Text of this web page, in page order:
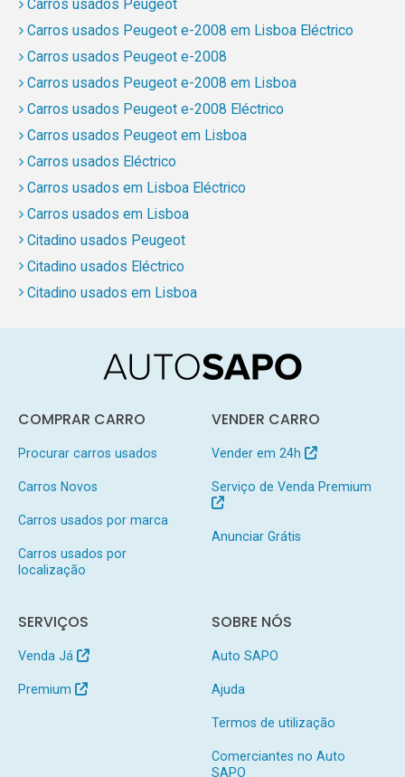
Carros usados Peugeot
Carros usados Peugeot e-2008 em Lisboa Eléctrico
Carros usados Peugeot e-2008
Carros usados Peugeot e-2008 em Lisboa
Carros usados Peugeot e-2008 Eléctrico
Carros usados Peugeot em Lisboa
Carros usados Eléctrico
Carros usados em Lisboa Eléctrico
Carros usados em Lisboa
Citadino usados Peugeot
Citadino usados Eléctrico
Citadino usados em Lisboa
COMPRAR CARRO
Procurar carros usados
Carros Novos
Carros usados por marca
Carros usados por
localização
VENDER CARRO
Vender em 24h
Serviço de Venda Premium
Anunciar Grátis
SERVIÇOS
Venda Já
Premium
SOBRE NÓS
Auto SAPO
Ajuda
Termos de utilização
Comerciantes no Auto
SAPO